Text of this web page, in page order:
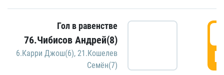
Гол в равенстве
76.Чибисов Андрей(8)
6.Карри Джош(6), 21.Кошелев
Семён(7)